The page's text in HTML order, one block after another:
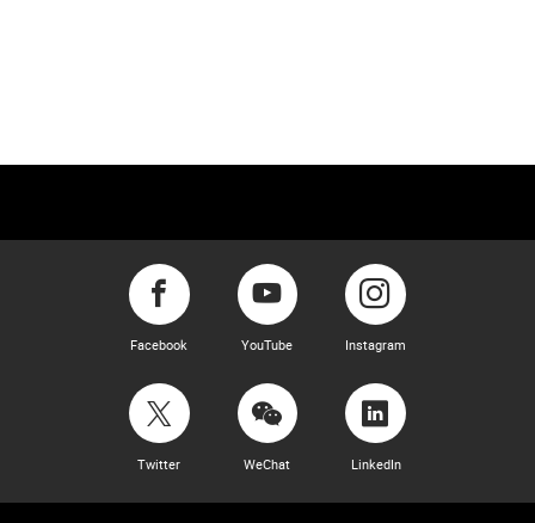
Facebook YouTube Instagram
Twitter WeChat LinkedIn